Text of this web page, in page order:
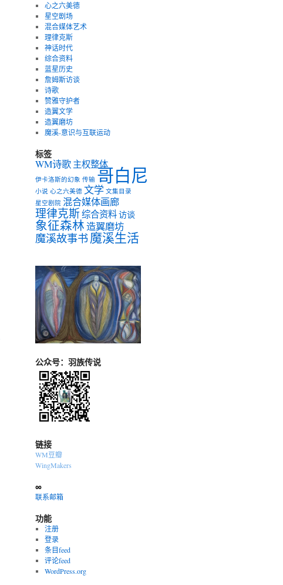
心之六美德
星空剧场
混合媒体艺术
理律克斯
神话时代
综合资料
蓝星历史
詹姆斯访谈
诗歌
赞雅守护者
造翼文学
造翼磨坊
魔溪-意识与互联运动
标签
WM诗歌 主权整体
伊卡洛斯的幻象 传输 哥白尼
小说 心之六美德 文学 文集目录
星空剧院 混合媒体画廊
理律克斯综合资料访谈
象征森林造翼磨坊
魔溪故事书魔溪生活
公众号：羽族传说
链接
WM豆瓣
WingMakers
∞
联系邮箱
功能
注册
登录
条目feed
评论feed
WordPress.org